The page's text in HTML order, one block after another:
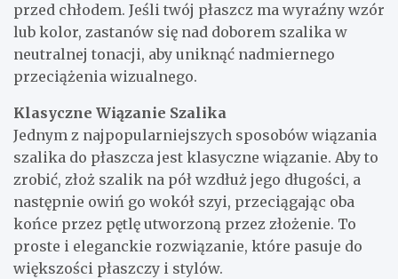
przed chłodem. Jeśli twój płaszcz ma wyraźny wzór
lub kolor, zastanów się nad doborem szalika w
neutralnej tonacji, aby uniknąć nadmiernego
przeciążenia wizualnego.
Klasyczne Wiązanie Szalika
Jednym z najpopularniejszych sposobów wiązania
szalika do płaszcza jest klasyczne wiązanie. Aby to
zrobić, złoż szalik na pół wzdłuż jego długości, a
następnie owiń go wokół szyi, przeciągając oba
końce przez pętlę utworzoną przez złożenie. To
proste i eleganckie rozwiązanie, które pasuje do
większości płaszczy i stylów.